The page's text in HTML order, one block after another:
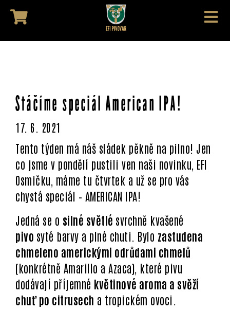
Stáčíme speciál American IPA!
17. 6. 2021
Tento týden má náš sládek pěkně na pilno! Jen
co jsme v pondělí pustili ven naši novinku, EFI
Osmičku, máme tu čtvrtek a už se pro vás
chystá speciál – AMERICAN IPA!
Jedná se o silné světlé svrchně kvašené
pivo syté barvy a plné chuti. Bylo zastudena
chmeleno americkými odrůdami chmelů
(konkrétně Amarillo a Azaca), které pivu
dodávají příjemné květinové aroma a svěží
chuť po citrusech a tropickém ovoci.